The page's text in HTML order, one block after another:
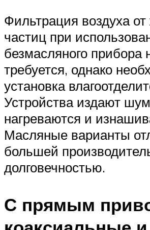
Фильтрация воздуха
частиц при
безмасляного прибора
требуется, однако
установка
Устройства издают
нагреваются и
Масляные варианты
большей
долговечностью.
С прямым